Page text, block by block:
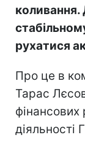
рухатися
Про це в
Тарас
фінансових
діяльності